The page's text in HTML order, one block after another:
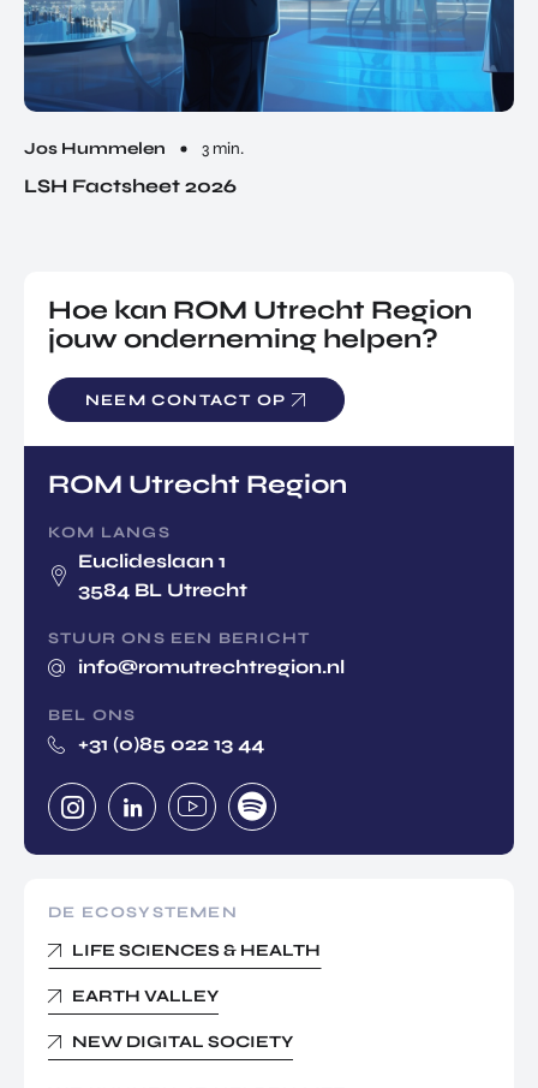
Jos Hummelen 3 min.
LSH Factsheet 2026
Hoe kan ROM Utrecht Region
jouw onderneming helpen?
NEEM CONTACT OP
ROM Utrecht Region
KOM LANGS
Euclideslaan 1
3584 BL Utrecht
STUUR ONS EEN BERICHT
info@romutrechtregion.nl
BEL ONS
+31 (0)85 022 13 44
DE ECOSYSTEMEN
LIFE SCIENCES & HEALTH
EARTH VALLEY
NEW DIGITAL SOCIETY